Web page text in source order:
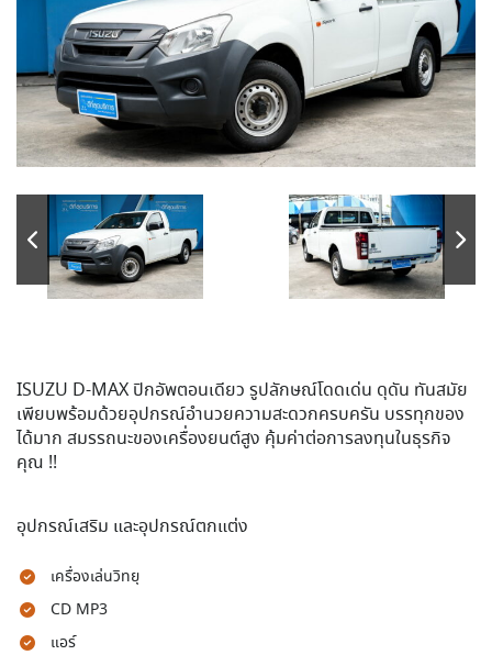
ISUZU D-MAX ปิกอัพตอนเดียว รูปลักษณ์โดดเด่น ดุดัน ทันสมัย
เพียบพร้อมด้วยอุปกรณ์อำนวยความสะดวกครบครัน บรรทุกของ
ได้มาก สมรรถนะของเครื่องยนต์สูง คุ้มค่าต่อการลงทุนในธุรกิจ
คุณ !!
อุปกรณ์เสริม และอุปกรณ์ตกแต่ง
เครื่องเล่นวิทยุ
CD MP3
แอร์